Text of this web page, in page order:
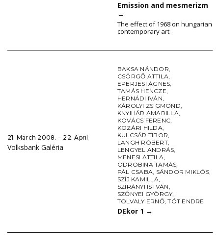
Emission and mesmerizm
→
The effect of 1968 on hungarian
contemporary art
21. March 2008. ‒ 22. April
Volksbank Galéria
BAKSA NÁNDOR,
CSÖRGŐ ATTILA,
EPERJESI ÁGNES,
TAMÁS HENCZE,
HERNÁDI IVÁN,
KÁROLYI ZSIGMOND,
KNYIHÁR AMARILLA,
KOVÁCS FERENC,
KOZÁRI HILDA,
KULCSÁR TIBOR,
LANGH RÓBERT,
LENGYEL ANDRÁS,
MENESI ATTILA,
ODROBINA TAMÁS,
PÁL CSABA, SÁNDOR MIKLÓS,
SZÍJ KAMILLA,
SZIRÁNYI ISTVÁN,
SZŐNYEI GYÖRGY,
TOLVALY ERNŐ,TÓT ENDRE
DEkor 1 →